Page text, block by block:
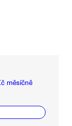
měsíčně